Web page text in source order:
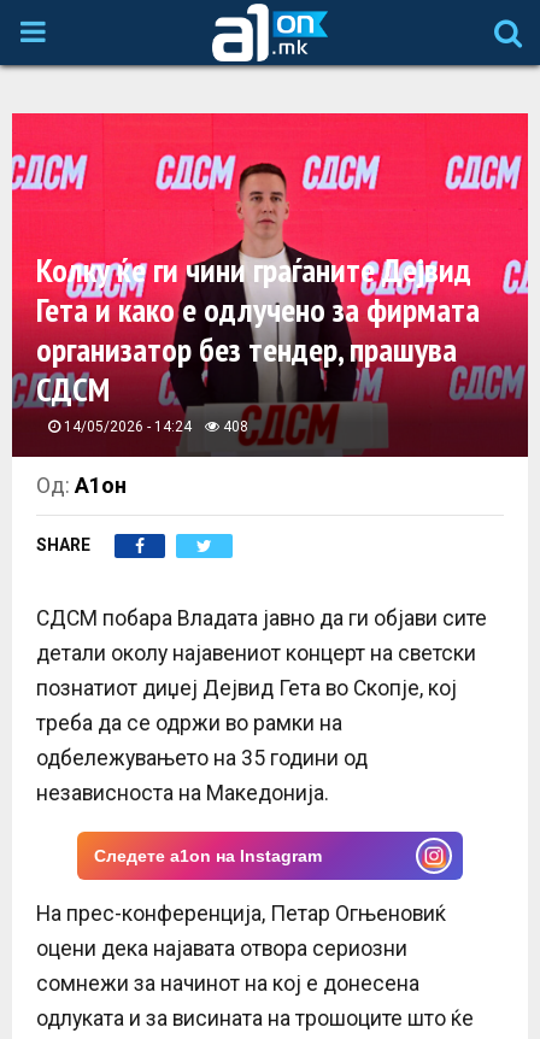
P
I
A
R
M
E
N
U
Колку ќе ги чини граѓаните Дејвид
Гета и како е одлучено за фирмата
организатор без тендер, прашува
СДСМ
14/05/2026 - 14:24 408
Од:А1он
SHARE
СДСМ побара Владата јавно да ги објави сите
детали околу најавениот концерт на светски
познатиот диџеј Дејвид Гета во Скопје, кој
треба да се одржи во рамки на
одбележувањето на 35 години од
независноста на Македонија.
Следете a1on на Instagram
На прес-конференција, Петар Огњеновиќ
оцени дека најавата отвора сериозни
сомнежи за начинот на кој е донесена
одлуката и за висината на трошоците што ќе